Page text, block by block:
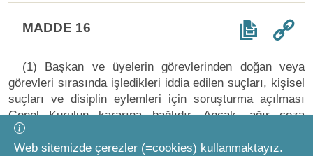
MADDE 16
(1) Başkan ve üyelerin görevlerinden doğan veya
görevleri sırasında işledikleri iddia edilen suçları, kişisel
suçları ve disiplin eylemleri için soruşturma açılması
Genel Kurulun kararına bağlıdır. Ancak, ağır ceza
mahkemesinin görevine giren suçüstü hâllerinde,
soruşturma genel hükümlere göre yürütülür.
Web sitemizde çerezler (=cookies) kullanmaktayız.